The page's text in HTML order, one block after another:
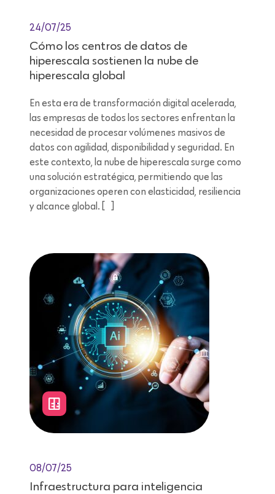
24/07/25
Cómo los centros de datos de
hiperescala sostienen la nube de
hiperescala global
En esta era de transformación digital acelerada,
las empresas de todos los sectores enfrentan la
necesidad de procesar volúmenes masivos de
datos con agilidad, disponibilidad y seguridad. En
este contexto, la nube de hiperescala surge como
una solución estratégica, permitiendo que las
organizaciones operen con elasticidad, resiliencia
y alcance global. […]
08/07/25
Infraestructura para inteligencia